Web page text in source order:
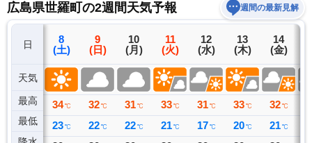
広島県世羅町の2週間天気予報 週間の最新見解
日
天気
最高
最低
7
(金)
34 ℃
25 ℃
8
(土)
34 ℃
23 ℃
9
(日)
32 ℃
22 ℃
10
(月)
31 ℃
22 ℃
11
(火)
33 ℃
21 ℃
12
(水)
31 ℃
17 ℃
13
(木)
33 ℃
20 ℃
14
(金)
32 ℃
21 ℃